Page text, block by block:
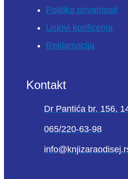
Politika privatnosti
Uslovi korišćenja
Reklamacija
Kontakt
Dr Pantića br. 156,
065/220-63-98